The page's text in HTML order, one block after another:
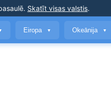
. Skatīt visas valstis.
Eiropa ▼ Okeānija ▼